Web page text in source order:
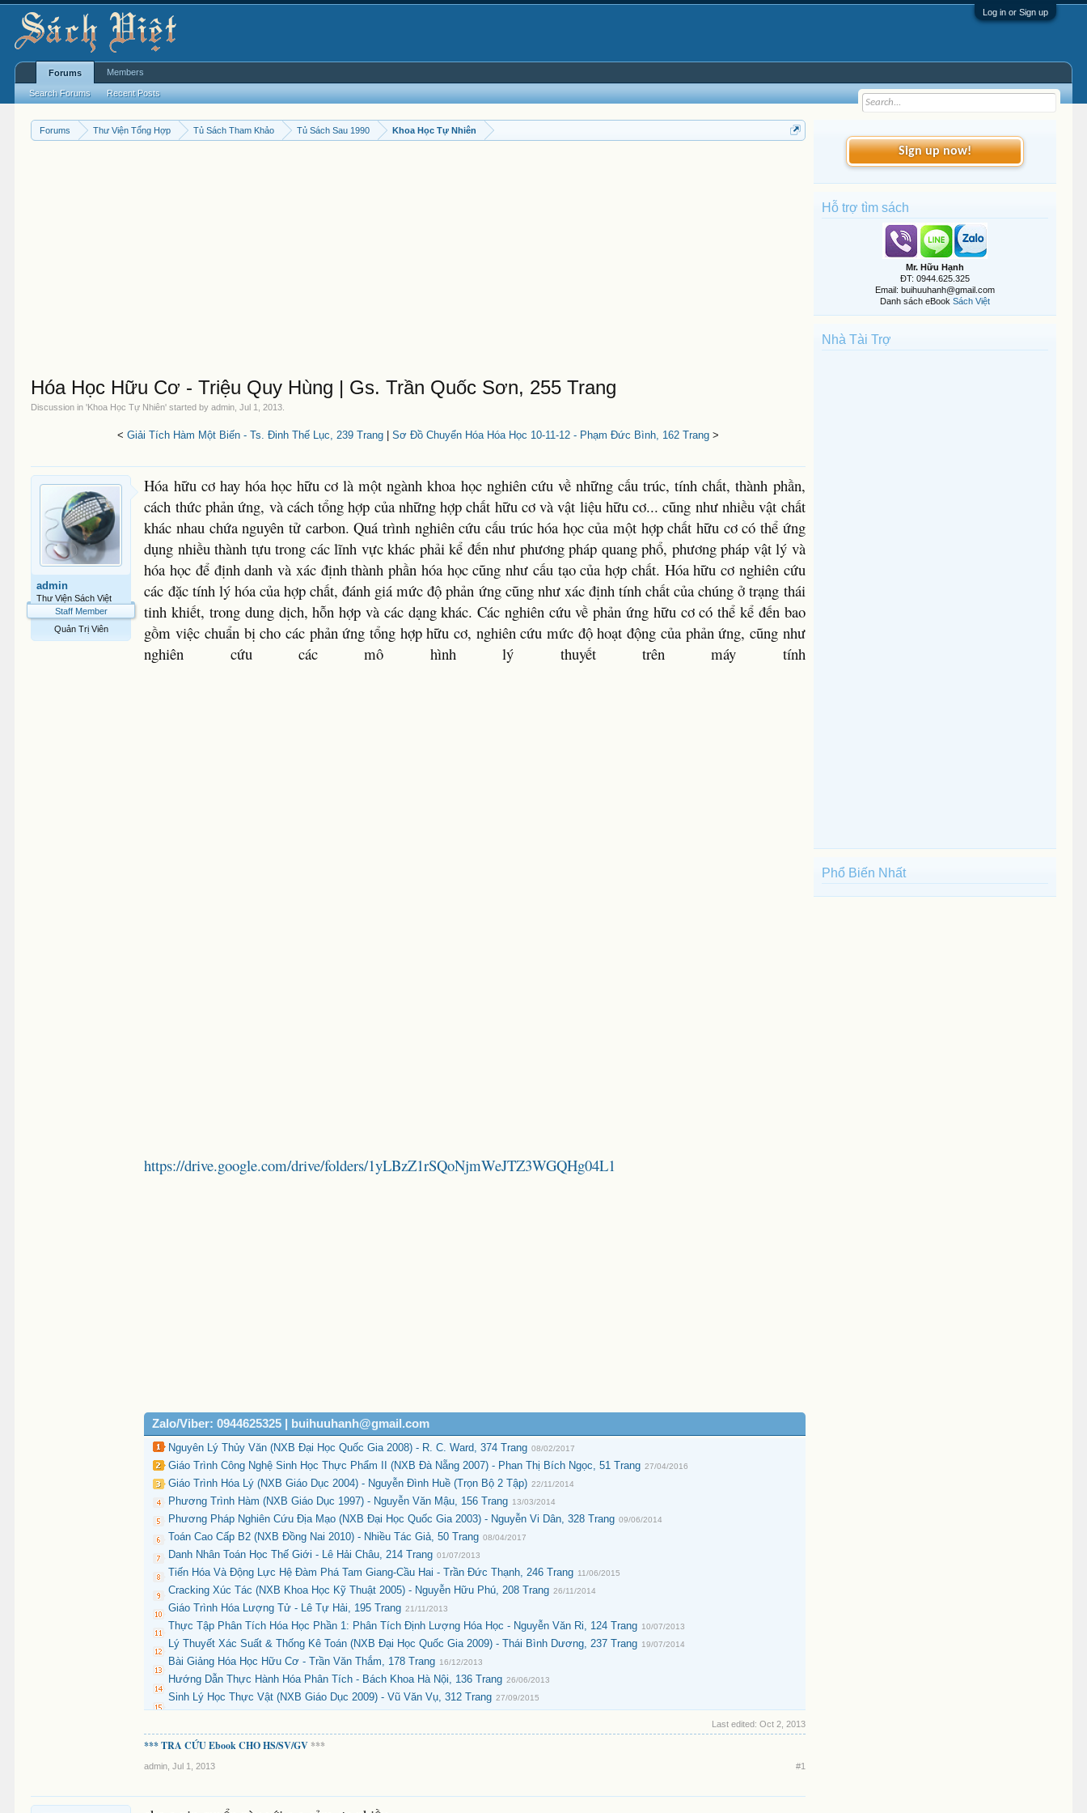
Log in or Sign up
Forums Thư Viện Tổng Hợp Tủ Sách Tham Khảo Tủ Sách Sau 1990 Khoa Học Tự Nhiên
Hóa Học Hữu Cơ - Triệu Quy Hùng | Gs. Trần Quốc Sơn, 255 Trang
Discussion in 'Khoa Học Tự Nhiên' started byadmin ,Jul 1, 2013
< Giải Tích Hàm Một Biến - Ts. Đinh Thế Lục, 239 Trang Sơ Đồ Chuyển Hóa Hóa Học 10-11-12 - Phạm Đức Bình, 162 Trang >
admin
Thư Viện Sách Việt
Staff Member
Quản Trị Viên
Hóa hữu cơ hay hóa học hữu cơ là một ngành khoa học nghiên cứu về những cấu trúc, tính chất, thành phần,
cách thức phản ứng, và cách tổng hợp của những hợp chất hữu cơ và vật liệu hữu cơ... cũng như nhiều vật chất
khác nhau chứa nguyên tử carbon. Quá trình nghiên cứu cấu trúc hóa học của một hợp chất hữu cơ có thể ứng
dụng nhiều thành tựu trong các lĩnh vực khác phải kể đến như phương pháp quang phổ, phương pháp vật lý và
hóa học để định danh và xác định thành phần hóa học cũng như cấu tạo của hợp chất. Hóa hữu cơ nghiên cứu
các đặc tính lý hóa của hợp chất, đánh giá mức độ phản ứng cũng như xác định tính chất của chúng ở trạng thái
tinh khiết, trong dung dịch, hỗn hợp và các dạng khác. Các nghiên cứu về phản ứng hữu cơ có thể kể đến bao
gồm việc chuẩn bị cho các phản ứng tổng hợp hữu cơ, nghiên cứu mức độ hoạt động của phản ứng, cũng như
nghiên cứu các mô hình lý thuyết trên máy tính
https://drive.google.com/drive/folders/1yLBzZ1rSQoNjmWeJTZ3WGQHg04L1
Zalo/Viber: 0944625325 | buihuuhanh@gmail.com
Nguyên Lý Thủy Văn (NXB Đại Học Quốc Gia 2008) - R. C. Ward, 374 Trang 08/02/2017
Giáo Trình Công Nghệ Sinh Học Thực Phẩm II (NXB Đà Nẵng 2007) - Phan Thị Bích Ngọc, 51 Trang 27/04/2016
Giáo Trình Hóa Lý (NXB Giáo Dục 2004) - Nguyễn Đình Huề (Trọn Bộ 2 Tập) 22/11/2014
Phương Trình Hàm (NXB Giáo Dục 1997) - Nguyễn Văn Mậu, 156 Trang 13/03/2014
Phương Pháp Nghiên Cứu Địa Mạo (NXB Đại Học Quốc Gia 2003) - Nguyễn Vi Dân, 328 Trang 09/06/2014
Toán Cao Cấp B2 (NXB Đồng Nai 2010) - Nhiều Tác Giả, 50 Trang 08/04/2017
Danh Nhân Toán Học Thế Giới - Lê Hải Châu, 214 Trang 01/07/2013
Tiến Hóa Và Động Lực Hệ Đàm Phá Tam Giang-Cầu Hai - Trần Đức Thạnh, 246 Trang 11/06/2015
Cracking Xúc Tác (NXB Khoa Học Kỹ Thuật 2005) - Nguyễn Hữu Phú, 208 Trang 26/11/2014
Giáo Trình Hóa Lượng Tử - Lê Tự Hải, 195 Trang 21/11/2013
Thực Tập Phân Tích Hóa Học Phần 1: Phân Tích Định Lượng Hóa Học - Nguyễn Văn Ri, 124 Trang 10/07/2013
Lý Thuyết Xác Suất & Thống Kê Toán (NXB Đại Học Quốc Gia 2009) - Thái Bình Dương, 237 Trang 19/07/2014
Bài Giảng Hóa Học Hữu Cơ - Trần Văn Thắm, 178 Trang 16/12/2013
Hướng Dẫn Thực Hành Hóa Phân Tích - Bách Khoa Hà Nội, 136 Trang 26/06/2013
Sinh Lý Học Thực Vật (NXB Giáo Dục 2009) - Vũ Văn Vụ, 312 Trang 27/09/2015
Last edited: Oct 2, 2013
*** TRA CỨU Ebook CHO HS/SV/GV ***
admin Jul 1, 2013 #1
Sign up now!
Hỗ trợ tìm sách
Mr. Hữu Hạnh
ĐT: 0944.625.325
Email: buihuuhanh@gmail.com
Danh sách eBook Sách Việt
Nhà Tài Trợ
Phổ Biến Nhất
Forums
Search Forums Recent Posts
Members